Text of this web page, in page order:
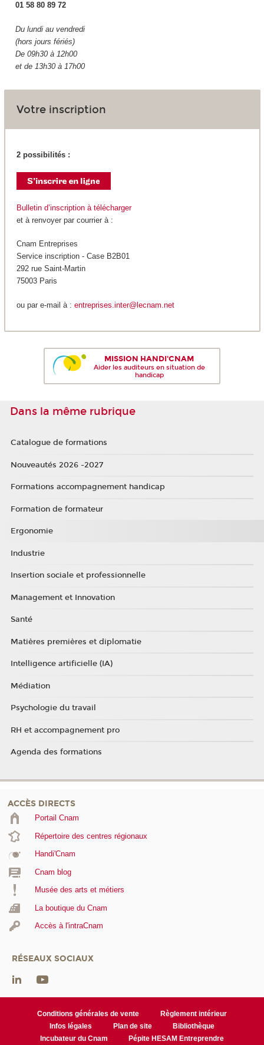
01 58 80 89 72
Du lundi au vendredi
(hors jours fériés)
De 09h30 à 12h00
et de 13h30 à 17h00
Votre inscription
2 possibilités :
Bulletin d’inscription à télécharger
et à renvoyer par courrier à :
Cnam Entreprises
Service inscription - Case B2B01
292 rue Saint-Martin
75003 Paris
ou par e-mail à : entreprises.inter@lecnam.net
MISSION HANDI'CNAM
Aider les auditeurs en situation de
handicap
Dans la même rubrique
Catalogue de formations
Nouveautés 2026 -2027
Formations accompagnement handicap
Formation de formateur
Ergonomie
Industrie
Insertion sociale et professionnelle
Management et Innovation
Santé
Matières premières et diplomatie
Intelligence artificielle (IA)
Médiation
Psychologie du travail
RH et accompagnement pro
Agenda des formations
ACCÈS DIRECTS
Portail Cnam
Répertoire des centres régionaux
Handi'Cnam
Cnam blog
Musée des arts et métiers
La boutique du Cnam
Accès à l'intraCnam
RÉSEAUX SOCIAUX
Conditions générales de vente
Règlement intérieur
Infos légales
Plan de site
Bibliothèque
Incubateur du Cnam
Pépite HESAM Entreprendre